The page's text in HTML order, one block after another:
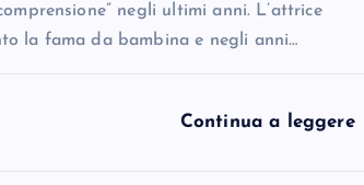
negli ultimi anni. L’attrice
la fama da bambina e negli anni…
Continua a leggere